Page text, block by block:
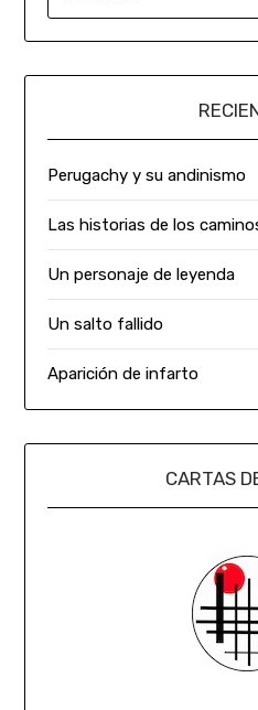
Perugachy y su andinismo
Las historias de los
Un personaje de leyenda
Un salto fallido
Aparición de infarto
CARTAS